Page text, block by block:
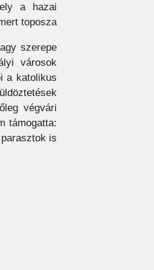
a hazai
toposza.
szerepe
városok
a katolikus
végvári
támogatta:
is.